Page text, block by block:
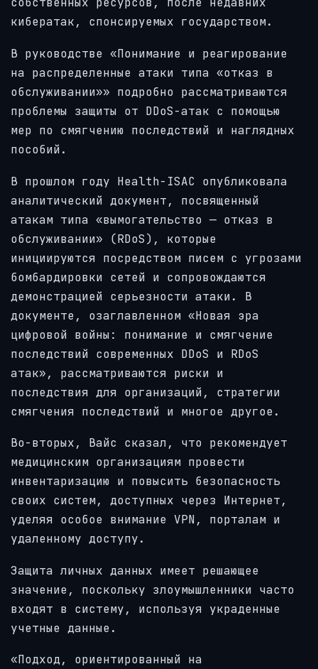
кибератак, спонсируемых государством.
В руководстве «Понимание и реагирование
на распределенные атаки типа «отказ в
обслуживании»» подробно рассматриваются
проблемы защиты от DDoS-атак с помощью
мер по смягчению последствий и наглядных
пособий.
В прошлом году Health-ISAC опубликовала
аналитический документ, посвященный
атакам типа «вымогательство — отказ в
обслуживании» (RDoS), которые
инициируются посредством писем с угрозами
бомбардировки сетей и сопровождаются
демонстрацией серьезности атаки. В
документе, озаглавленном «Новая эра
цифровой войны: понимание и смягчение
последствий современных DDoS и RDoS
атак», рассматриваются риски и
последствия для организаций, стратегии
смягчения последствий и многое другое.
Во-вторых, Вайс сказал, что рекомендует
медицинским организациям провести
инвентаризацию и повысить безопасность
своих систем, доступных через Интернет,
уделяя особое внимание VPN, порталам и
удаленному доступу.
Защита личных данных имеет решающее
значение, поскольку злоумышленники часто
входят в систему, используя украденные
учетные данные.
«Подход, ориентированный на